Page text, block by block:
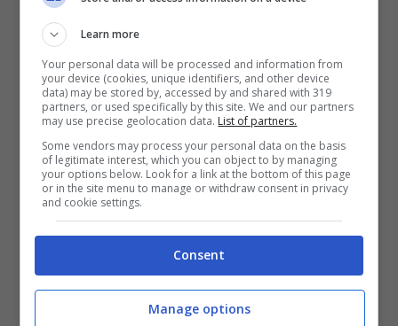
disagi e movimentata con il corteo dei
camionisti per il caos viabilità che sta
vivendo da qualche settimane il capoluogo
ligure. Uno dei motivi dello stop è che le
istituzioni non hanno ancora convocato
tavoli con i sindacati del settore.
Il raduno del corteo è in via Buozzi alle
. Da lì partirà dopo due ore,
raggiungendo laPrefetturapassando per
via Gramsci, la circonvallazione a mare e
Learn more
Your personal data will be processed and information from
your device (cookies, unique identifiers, and other device
data) may be stored by, accessed by and shared with 319
partners, or used specifically by this site. We and our partners
may use precise geolocation data. List of partners.
Some vendors may process your personal data on the basis
of legitimate interest, which you can object to by managing
your options below. Look for a link at the bottom of this page
or in the site menu to manage or withdraw consent in privacy
and cookie settings.
Consent
Manage options